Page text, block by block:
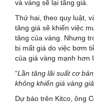
và vàng sẽ lại tăng giá.
Thứ hai, theo quy luật,
tăng giá sẽ khiến việc
tăng của vàng. Nhưng
bị mất giá do việc bơm
của giá vàng mạnh hơn
“Lần tăng lãi suất cơ
không khiến giá vàng
Dự báo trên Kitco, ông